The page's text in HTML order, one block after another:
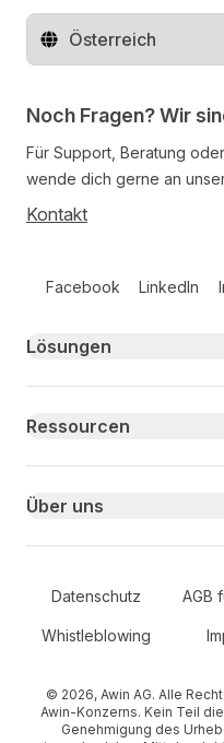
Region ändern
Noch Fragen? Wir
Für Support, Beratung
wende dich gerne an
Kontakt
Facebook LinkedIn
Primary footer navigation
Lösungen
Ressourcen
Über uns
Secondary Footer
Datenschutz AGB
Whistleblowing
© 2026, Awin AG. Alle
Awin-Konzerns. Kein Teil
Genehmigung des